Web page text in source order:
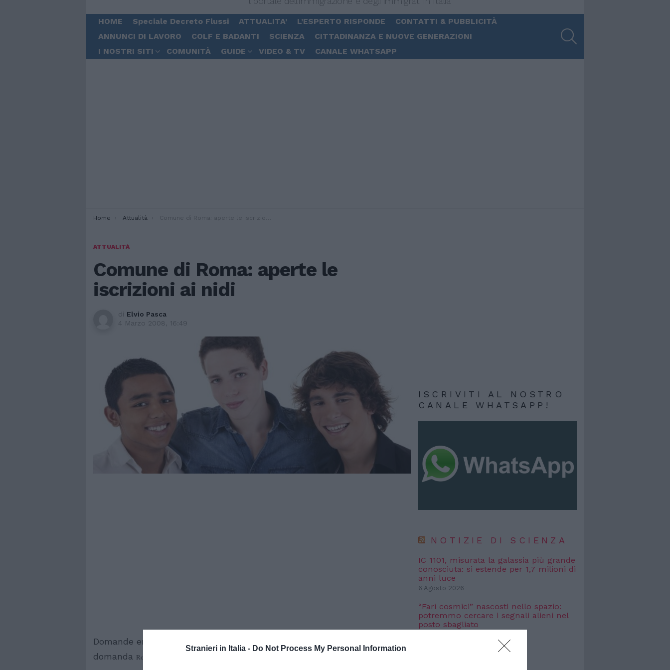
Stranieri in Italia - Do Not Process My Personal Information
HOME Speciale Decreto Flussi ATTUALITA’ L’ESPERTO RISPONDE
CONTATTI & PUBBLICITÀ
ANNUNCI DI LAVORO
COLF E BADANTI SCIENZA
CITTADINANZA E NUOVE GENERAZIONI
I NOSTRI SITI
COMUNITÀ GUIDE VIDEO & TV CANALE WHATSAPP
You are here:
Home Attualità Comune di Roma: aperte le iscrizioni ai nidi
ATTUALITÀ
Comune di Roma: aperte le
iscrizioni ai nidi
di Elvio Pasca
4 Marzo 2008, 16:49
Domande entro il 4/4, a giugno le graduatorie definitive. Ecco come fare
domanda Roma – 4 marzo 2008 – Sono aperte, fino al 4 aprile, le iscrizioni per gli asili nido e gli altri servizi
ISCRIVITI AL NOSTRO
CANALE WHATSAPP!
NOTIZIE DI SCIENZA
IC 1101, misurata la galassia più grande
conosciuta: si estende per 1,7 milioni di
anni luce
6 Agosto 2026
“Fari cosmici” nascosti nello spazio:
potremmo cercare i segnali alieni nel
posto sbagliato